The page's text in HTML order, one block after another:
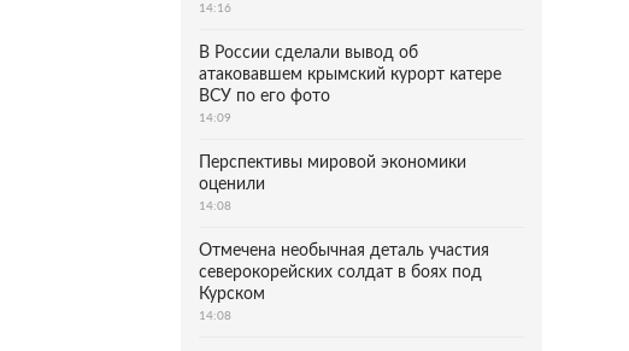
14:16
В России сделали вывод об
атаковавшем крымский курорт катере
ВСУ по его фото
14:09
Перспективы мировой экономики
оценили
14:08
Отмечена необычная деталь участия
северокорейских солдат в боях под
Курском
14:08